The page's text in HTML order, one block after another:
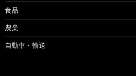
食品
農業
自動車・輸送